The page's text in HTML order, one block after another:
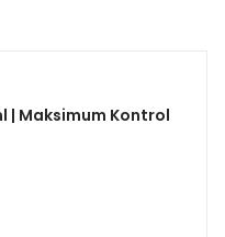
| Maksimum Kontrol